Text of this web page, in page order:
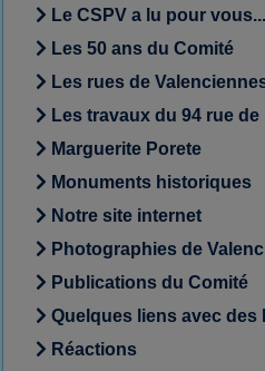
Le CSPV a lu pour vous...
Les 50 ans du Comité
Les rues de
Les travaux du 94 rue de
Marguerite Porete
Monuments historiques
Notre site internet
Photographies de
Publications du Comité
Quelques liens avec des
Réactions